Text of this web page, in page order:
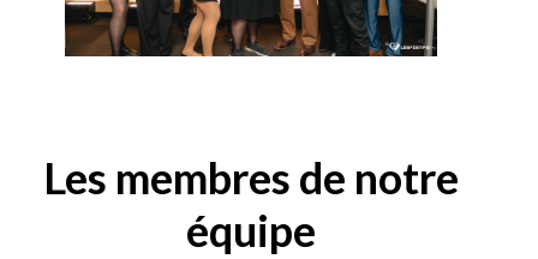
Les membres de notre
équipe